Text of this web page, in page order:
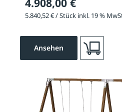
Ansehen